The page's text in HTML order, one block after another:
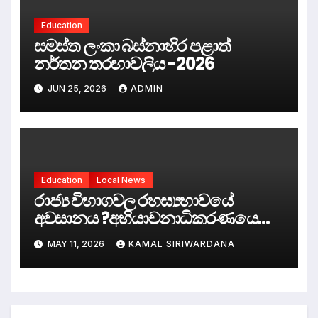
மண்டபத்தில் நடைபெற்றது.
Inaugural Session of
Nugegoda St. Joseph’s Girls’
School Student Parliament
Held at the Old Parliament
Education
සමස්ත ලංකා බස්නාහිර පළාත්
නර්තන තරඟාවලිය -2026
JUN 25, 2026 ADMIN
Education Local News
රාජ්‍ය විභාගවල රහස්‍යභාවයේ
අවසානය ?අභියාචනාධිකරණයෙන්
ඓතිහාසික තීන්දුවක්.
MAY 11, 2026 KAMAL SIRIWARDANA